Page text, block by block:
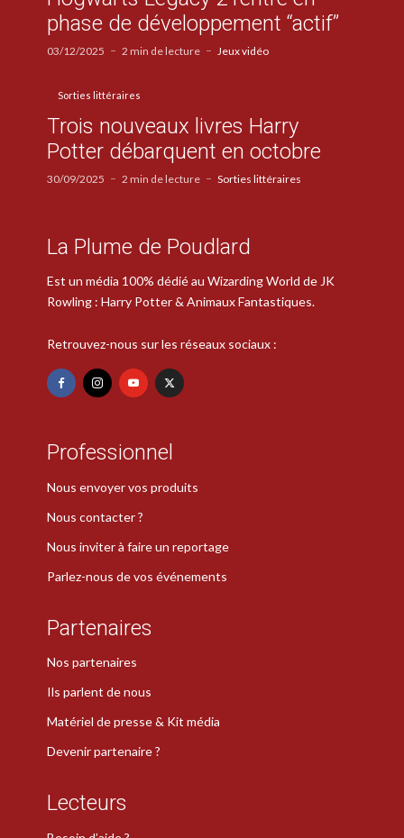
phase de développement “actif”
03/12/2025 2 min de lecture Jeux vidéo
Sorties littéraires
Trois nouveaux livres Harry
Potter débarquent en octobre
30/09/2025 2 min de lecture Sorties littéraires
La Plume de Poudlard
Est un média 100% dédié au Wizarding World de JK
Rowling : Harry Potter & Animaux Fantastiques.
Retrouvez-nous sur les réseaux sociaux :
Professionnel
Nous envoyer vos produits
Nous contacter ?
Nous inviter à faire un reportage
Parlez-nous de vos événements
Partenaires
Nos partenaires
Ils parlent de nous
Matériel de presse & Kit média
Devenir partenaire ?
Lecteurs